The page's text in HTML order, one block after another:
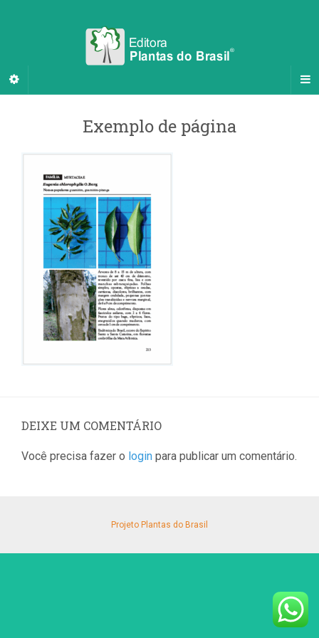
Exemplo de página
DEIXE UM COMENTÁRIO
Você precisa fazer o login para publicar um comentário.
Projeto Plantas do Brasil